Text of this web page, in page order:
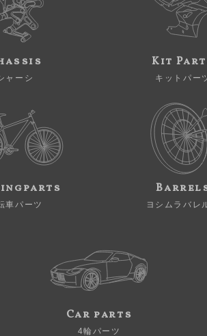
ャーシ
Kit
キットパー
車パーツ ヨシムラバレ
Car parts
4輪パーツ